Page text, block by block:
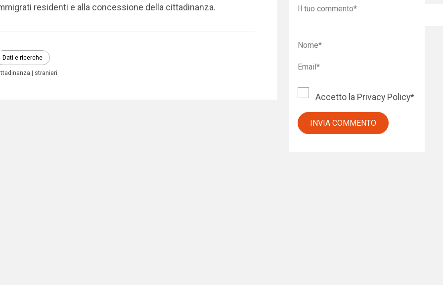
residenti e alla concessione della cittadinanza.
Dati e ricerche
stranieri
Accetto la Privacy Policy*